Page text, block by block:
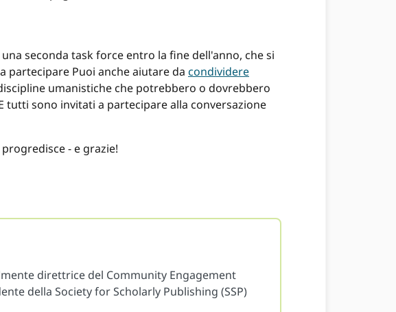
seconda task force entro la fine dell'anno, che si
partecipare Puoi anche aiutare da condividere
umanistiche che potrebbero o dovrebbero
tutti sono invitati a partecipare alla conversazione
- e grazie!
direttrice del Community Engagement
della Society for Scholarly Publishing (SSP)